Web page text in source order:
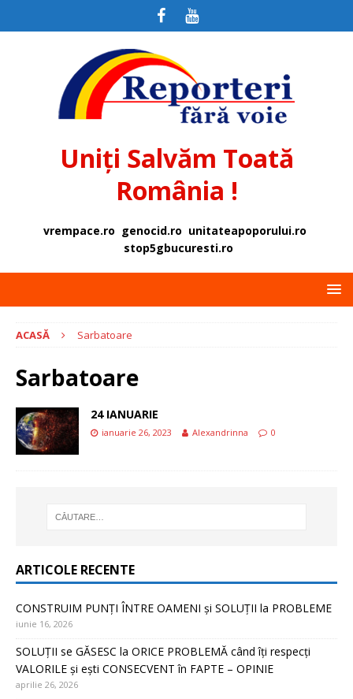
Uniți Salvăm Toată
România !
vrempace.ro genocid.ro unitateapoporului.ro
stop5gbucuresti.ro
ACASĂ Sarbatoare
Sarbatoare
24 IANUARIE
ianuarie 26, 2023 Alexandrinna 0
ARTICOLE RECENTE
CONSTRUIM PUNȚI ÎNTRE OAMENI și SOLUȚII la PROBLEME
iunie 16, 2026
SOLUȚII se GĂSESC la ORICE PROBLEMĂ când îți respecți
VALORILE și ești CONSECVENT în FAPTE – OPINIE
aprilie 26, 2026